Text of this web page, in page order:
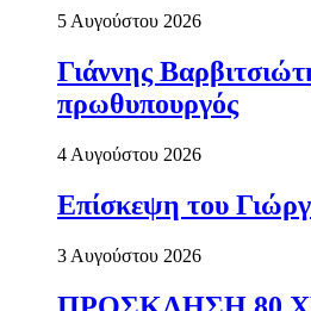
5 Αυγούστου 2026
Γιάννης
πρωθυπουργός
4 Αυγούστου 2026
Επίσκεψη του
3 Αυγούστου 2026